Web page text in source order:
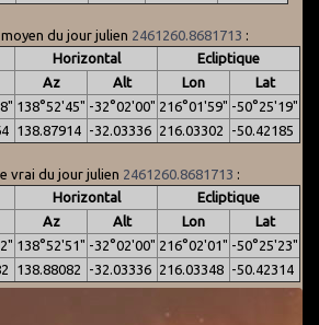
du jour julien 2461260.8681713 :
Horizontal
Ecliptique
Az Alt Lon
Lat
138°52'45" -32°02'00" 216°01'59" -50°25'19"
138.87914 -32.03336 216.03302 -50.42185
vrai du jour julien 2461260.8681713 :
Horizontal
Ecliptique
Az Alt Lon
Lat
138°52'51" -32°02'00" 216°02'01" -50°25'23"
138.88082 -32.03336 216.03348 -50.42314